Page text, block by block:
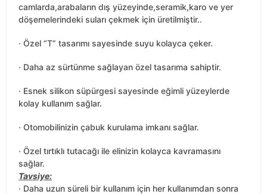
camlarda,arabaların dış yüzeyinde,seramik,karo ve yer
döşemelerindeki suları çekmek için üretilmiştir..
· Özel “T” tasarımı sayesinde suyu kolayca çeker.
· Daha az sürtünme sağlayan özel tasarıma sahiptir.
· Esnek silikon süpürgesi sayesinde eğimli yüzeylerde
kolay kullanım sağlar.
· Otomobilinizin çabuk kurulama imkanı sağlar.
· Özel tırtıklı tutacağı ile elinizin kolayca kavramasını
sağlar.
Tavsiye:
· Daha uzun süreli bir kullanım için her kullanımdan sonra